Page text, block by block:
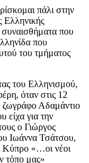
πάλι στην
συναισθήματα που
που
του τμήματος
του Ελληνισμού,
όταν στις 12
Αδαμάντιο
είχα για την
ο Γιώργος
Ιωάννα Τσάτσου,
Κύπρο «…οι νέοι
τόπο μας»